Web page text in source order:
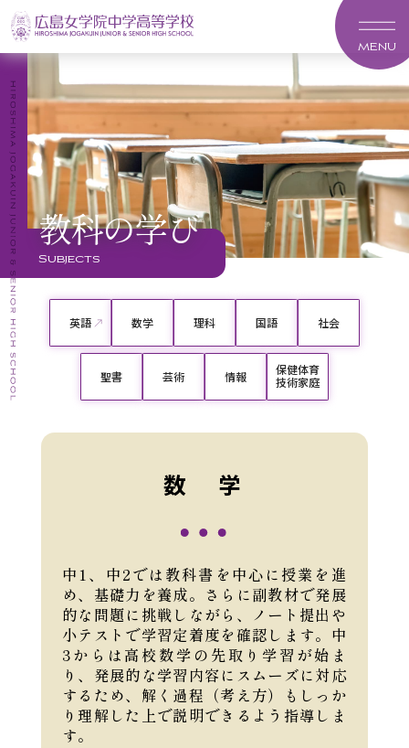
MENU
教科の学び
Subjects
英語 数学 理科 国語 社会
聖書 芸術 情報
保健体育
技術家庭
数 学
中1、中2では教科書を中心に授業を進
め、基礎力を養成。さらに副教材で発展
的な問題に挑戦しながら、ノート提出や
小テストで学習定着度を確認します。中
3からは高校数学の先取り学習が始ま
り、発展的な学習内容にスムーズに対応
するため、解く過程（考え方）もしっか
り理解した上で説明できるよう指導しま
す。